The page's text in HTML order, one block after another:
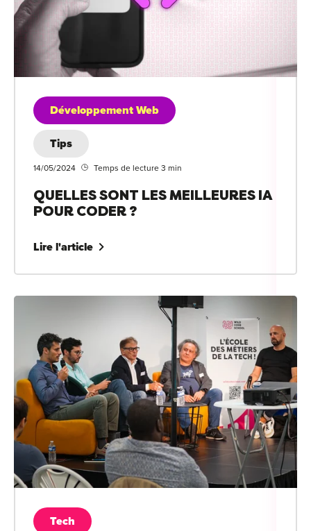
Développement Web
Tips
14/05/2024 Temps de lecture 3 min
QUELLES SONT LES MEILLEURES IA
POUR CODER ?
Lire l'article
Tech